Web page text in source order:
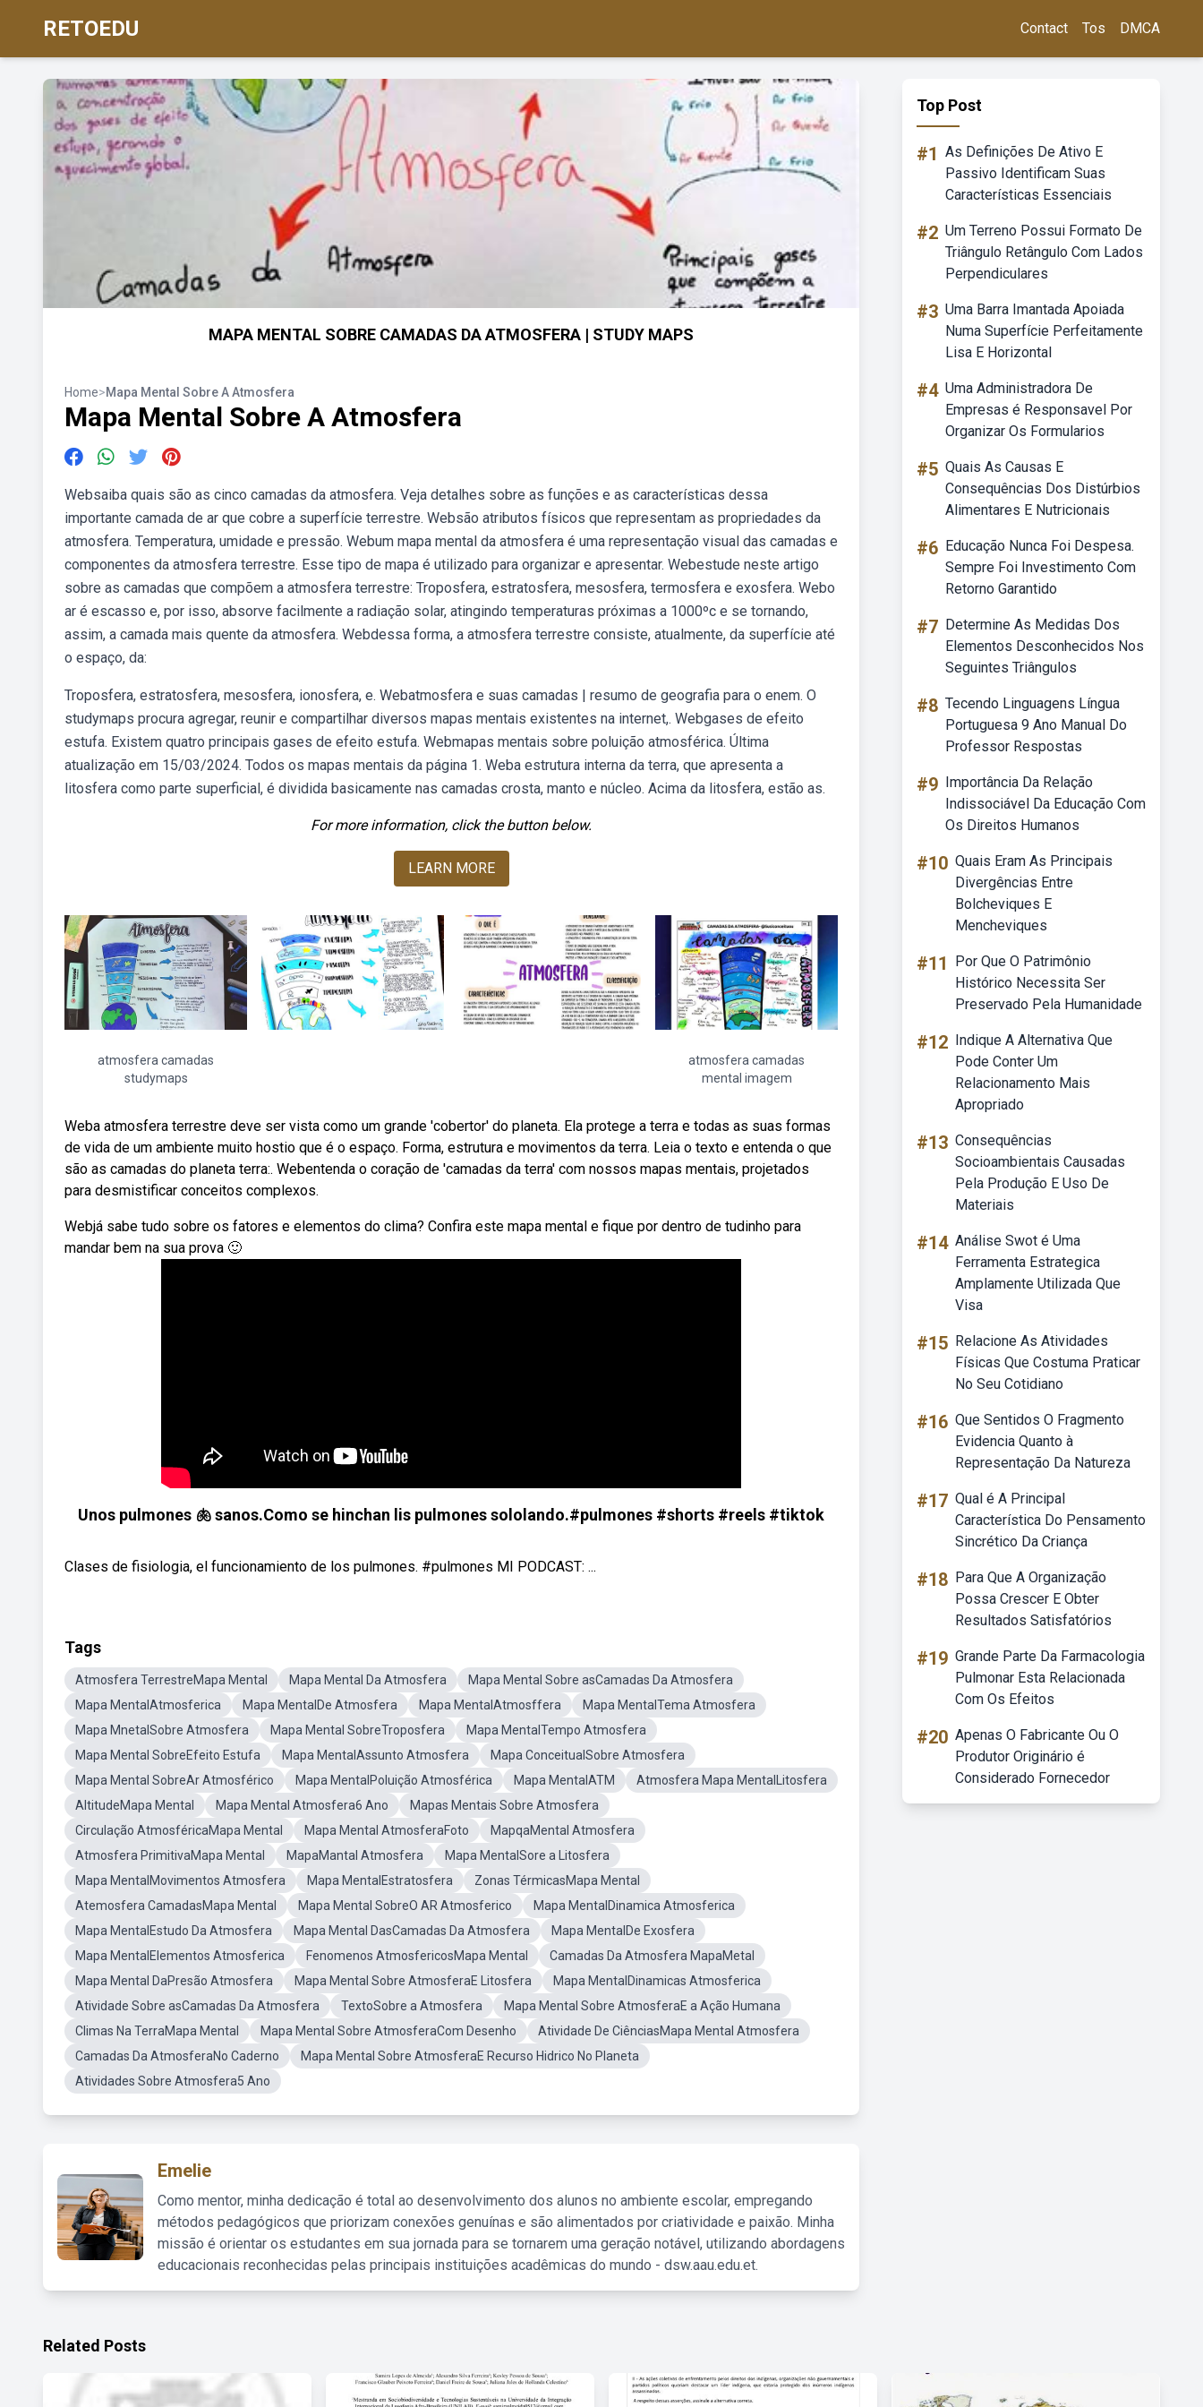
RETOEDU Contact Tos DMCA
MAPA MENTAL SOBRE CAMADAS DA ATMOSFERA | STUDY MAPS
Home>Mapa Mental Sobre A Atmosfera
Mapa Mental Sobre A Atmosfera
Websaiba quais são as cinco camadas da atmosfera. Veja detalhes sobre as funções e as características dessa
importante camada de ar que cobre a superfície terrestre. Websão atributos físicos que representam as propriedades da
atmosfera. Temperatura, umidade e pressão. Webum mapa mental da atmosfera é uma representação visual das camadas e
componentes da atmosfera terrestre. Esse tipo de mapa é utilizado para organizar e apresentar. Webestude neste artigo
sobre as camadas que compõem a atmosfera terrestre: Troposfera, estratosfera, mesosfera, termosfera e exosfera. Webo
ar é escasso e, por isso, absorve facilmente a radiação solar, atingindo temperaturas próximas a 1000ºc e se tornando,
assim, a camada mais quente da atmosfera. Webdessa forma, a atmosfera terrestre consiste, atualmente, da superfície até
o espaço, da:
Troposfera, estratosfera, mesosfera, ionosfera, e. Webatmosfera e suas camadas | resumo de geografia para o enem. O
studymaps procura agregar, reunir e compartilhar diversos mapas mentais existentes na internet,. Webgases de efeito
estufa. Existem quatro principais gases de efeito estufa. Webmapas mentais sobre poluição atmosférica. Última
atualização em 15/03/2024. Todos os mapas mentais da página 1. Weba estrutura interna da terra, que apresenta a
litosfera como parte superficial, é dividida basicamente nas camadas crosta, manto e núcleo. Acima da litosfera, estão as.
For more information, click the button below.
LEARN MORE
atmosfera camadas
studymaps
atmosfera camadas
mental imagem
Weba atmosfera terrestre deve ser vista como um grande 'cobertor' do planeta. Ela protege a terra e todas as suas formas
de vida de um ambiente muito hostio que é o espaço. Forma, estrutura e movimentos da terra. Leia o texto e entenda o que
são as camadas do planeta terra:. Webentenda o coração de 'camadas da terra' com nossos mapas mentais, projetados
para desmistificar conceitos complexos.
Webjá sabe tudo sobre os fatores e elementos do clima? Confira este mapa mental e fique por dentro de tudinho para
mandar bem na sua prova 🙂
Unos pulmones 🫁 sanos.Como se hinchan lis pulmones sololando.#pulmones #shorts #reels #tiktok
Clases de fisiologia, el funcionamiento de los pulmones. #pulmones MI PODCAST: ...
Tags
Atmosfera TerrestreMapa Mental Mapa Mental Da Atmosfera
Mapa Mental Sobre asCamadas Da Atmosfera
Mapa MentalAtmosferica
Mapa MentalDe Atmosfera Mapa MentalAtmosffera
Mapa MentalTema Atmosfera
Mapa MnetalSobre Atmosfera
Mapa Mental SobreTroposfera
Mapa MentalTempo Atmosfera
Mapa Mental SobreEfeito Estufa
Mapa MentalAssunto Atmosfera
Mapa ConceitualSobre Atmosfera
Mapa Mental SobreAr Atmosférico
Mapa MentalPoluição Atmosférica Mapa MentalATM
Atmosfera Mapa MentalLitosfera
AltitudeMapa Mental
Mapa Mental Atmosfera6 Ano
Mapas Mentais Sobre Atmosfera
Circulação AtmosféricaMapa Mental
Mapa Mental AtmosferaFoto
MapqaMental Atmosfera
Atmosfera PrimitivaMapa Mental
MapaMantal Atmosfera
Mapa MentalSore a Litosfera
Mapa MentalMovimentos Atmosfera
Mapa MentalEstratosfera
Zonas TérmicasMapa Mental
Atemosfera CamadasMapa Mental
Mapa Mental SobreO AR Atmosferico
Mapa MentalDinamica Atmosferica
Mapa MentalEstudo Da Atmosfera
Mapa Mental DasCamadas Da Atmosfera
Mapa MentalDe Exosfera
Mapa MentalElementos Atmosferica
Fenomenos AtmosfericosMapa Mental
Camadas Da Atmosfera MapaMetal
Mapa Mental DaPresão Atmosfera
Mapa Mental Sobre AtmosferaE Litosfera
Mapa MentalDinamicas Atmosferica
Atividade Sobre asCamadas Da Atmosfera
TextoSobre a Atmosfera
Mapa Mental Sobre AtmosferaE a Ação Humana
Climas Na TerraMapa Mental
Mapa Mental Sobre AtmosferaCom Desenho
Atividade De CiênciasMapa Mental Atmosfera
Camadas Da AtmosferaNo Caderno
Mapa Mental Sobre AtmosferaE Recurso Hidrico No Planeta
Atividades Sobre Atmosfera5 Ano
Emelie
Como mentor, minha dedicação é total ao desenvolvimento dos alunos no ambiente escolar, empregando
métodos pedagógicos que priorizam conexões genuínas e são alimentados por criatividade e paixão. Minha
missão é orientar os estudantes em sua jornada para se tornarem uma geração notável, utilizando abordagens
educacionais reconhecidas pelas principais instituições acadêmicas do mundo - dsw.aau.edu.et.
Top Post
#1 As Definições De Ativo E
Passivo Identificam Suas
Características Essenciais
#2 Um Terreno Possui Formato De
Triângulo Retângulo Com Lados
Perpendiculares
#3 Uma Barra Imantada Apoiada
Numa Superfície Perfeitamente
Lisa E Horizontal
#4 Uma Administradora De
Empresas é Responsavel Por
Organizar Os Formularios
#5 Quais As Causas E
Consequências Dos Distúrbios
Alimentares E Nutricionais
#6 Educação Nunca Foi Despesa.
Sempre Foi Investimento Com
Retorno Garantido
#7 Determine As Medidas Dos
Elementos Desconhecidos Nos
Seguintes Triângulos
#8 Tecendo Linguagens Língua
Portuguesa 9 Ano Manual Do
Professor Respostas
#9 Importância Da Relação
Indissociável Da Educação Com
Os Direitos Humanos
#10 Quais Eram As Principais
Divergências Entre
Bolcheviques E
Mencheviques
#11
Por Que O Patrimônio
Histórico Necessita Ser
Preservado Pela Humanidade
#12 Indique A Alternativa Que
Pode Conter Um
Relacionamento Mais
Apropriado
#13 Consequências
Socioambientais Causadas
Pela Produção E Uso De
Materiais
#14 Análise Swot é Uma
Ferramenta Estrategica
Amplamente Utilizada Que
Visa
#15 Relacione As Atividades
Físicas Que Costuma Praticar
No Seu Cotidiano
#16 Que Sentidos O Fragmento
Evidencia Quanto à
Representação Da Natureza
#17 Qual é A Principal
Característica Do Pensamento
Sincrético Da Criança
#18 Para Que A Organização
Possa Crescer E Obter
Resultados Satisfatórios
#19 Grande Parte Da Farmacologia
Pulmonar Esta Relacionada
Com Os Efeitos
#20 Apenas O Fabricante Ou O
Produtor Originário é
Considerado Fornecedor
Related Posts